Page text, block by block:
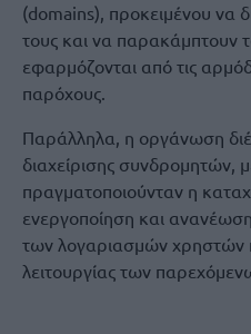
(domains), προκειμένου να
τους και να παρακάμπτουν
εφαρμόζονται από τις
παρόχους.
Παράλληλα, η οργάνωση
διαχείρισης συνδρομητών,
πραγματοποιούνταν η
ενεργοποίηση και
των λογαριασμών χρηστών
λειτουργίας των